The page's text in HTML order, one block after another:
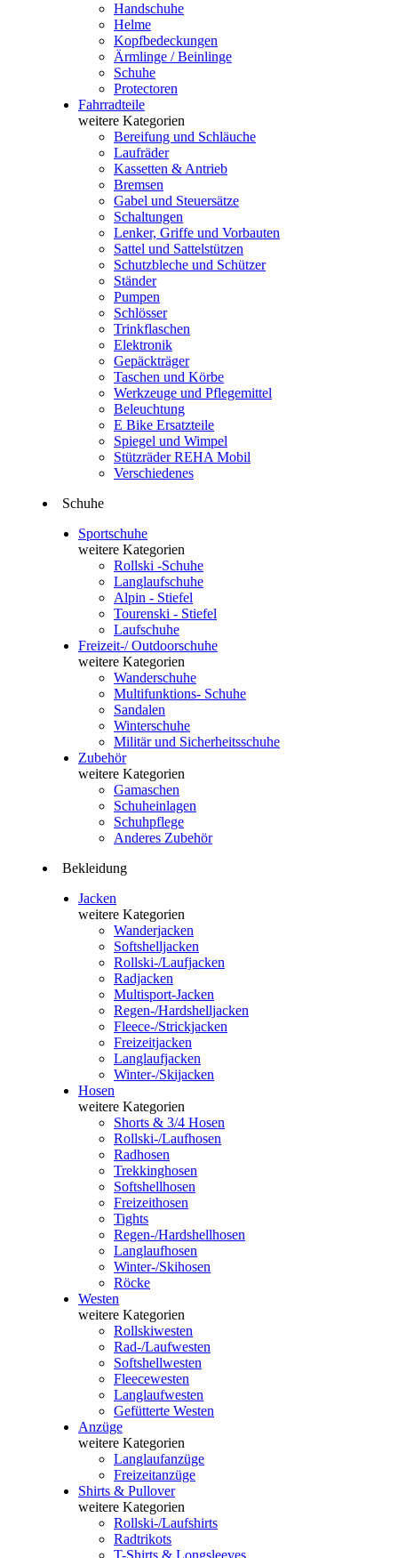
Handschuhe
Helme
Kopfbedeckungen
Ärmlinge / Beinlinge
Schuhe
Protectoren
Fahrradteile
weitere Kategorien
Bereifung und Schläuche
Laufräder
Kassetten & Antrieb
Bremsen
Gabel und Steuersätze
Schaltungen
Lenker, Griffe und Vorbauten
Sattel und Sattelstützen
Schutzbleche und Schützer
Ständer
Pumpen
Schlösser
Trinkflaschen
Elektronik
Gepäckträger
Taschen und Körbe
Werkzeuge und Pflegemittel
Beleuchtung
E Bike Ersatzteile
Spiegel und Wimpel
Stützräder REHA Mobil
Verschiedenes
Schuhe
Sportschuhe
weitere Kategorien
Rollski -Schuhe
Langlaufschuhe
Alpin - Stiefel
Tourenski - Stiefel
Laufschuhe
Freizeit-/ Outdoorschuhe
weitere Kategorien
Wanderschuhe
Multifunktions- Schuhe
Sandalen
Winterschuhe
Militär und Sicherheitsschuhe
Zubehör
weitere Kategorien
Gamaschen
Schuheinlagen
Schuhpflege
Anderes Zubehör
Bekleidung
Jacken
weitere Kategorien
Wanderjacken
Softshelljacken
Rollski-/Laufjacken
Radjacken
Multisport-Jacken
Regen-/Hardshelljacken
Fleece-/Strickjacken
Freizeitjacken
Langlaufjacken
Winter-/Skijacken
Hosen
weitere Kategorien
Shorts & 3/4 Hosen
Rollski-/Laufhosen
Radhosen
Trekkinghosen
Softshellhosen
Freizeithosen
Tights
Regen-/Hardshellhosen
Langlaufhosen
Winter-/Skihosen
Röcke
Westen
weitere Kategorien
Rollskiwesten
Rad-/Laufwesten
Softshellwesten
Fleecewesten
Langlaufwesten
Gefütterte Westen
Anzüge
weitere Kategorien
Langlaufanzüge
Freizeitanzüge
Shirts & Pullover
weitere Kategorien
Rollski-/Laufshirts
Radtrikots
T-Shirts & Longsleeves